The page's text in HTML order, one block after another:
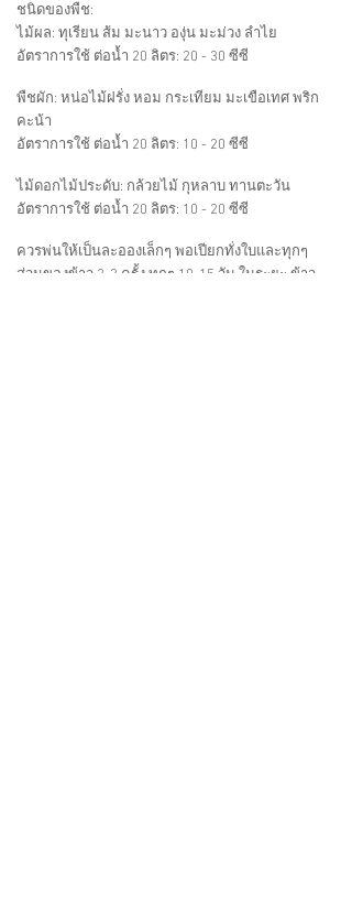
ชนิดของพืช:
ไม้ผล: ทุเรียน ส้ม มะนาว องุ่น มะม่วง ลำไย
อัตราการใช้ ต่อน้ำ 20 ลิตร: 20 - 30 ซีซี
พืชผัก: หน่อไม้ฝรั่ง หอม กระเทียม มะเขือเทศ พริก
คะน้า
อัตราการใช้ ต่อน้ำ 20 ลิตร: 10 - 20 ซีซี
ไม้ดอกไม้ประดับ: กล้วยไม้ กุหลาบ ทานตะวัน
อัตราการใช้ ต่อน้ำ 20 ลิตร: 10 - 20 ซีซี
ควรพ่นให้เป็นละอองเล็กๆ พอเปียกทั่งใบและทุกๆ
ส่วนของข้าว 2-3 ครั้ง ทุกๆ 10-15 วัน ในระยะ ข้าว